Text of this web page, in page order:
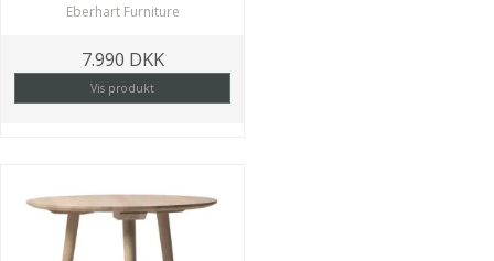
Eberhart Furniture
7.990 DKK
Vis produkt